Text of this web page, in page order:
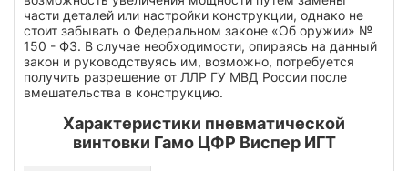
части деталей или настройки конструкции, однако не
стоит забывать о Федеральном законе «Об оружии» №
150 - ФЗ. В случае необходимости, опираясь на данный
закон и руководствуясь им, возможно, потребуется
получить разрешение от ЛЛР ГУ МВД России после
вмешательства в конструкцию.
Характеристики пневматической
винтовки Гамо ЦФР Виспер ИГТ